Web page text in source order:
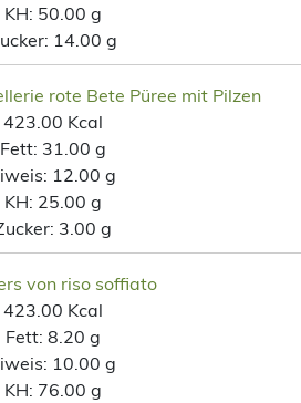
KH: 50.00 g
14.00 g
rote Bete Püree mit Pilzen
423.00 Kcal
Fett: 31.00 g
12.00 g
KH: 25.00 g
3.00 g
von riso soffiato
423.00 Kcal
Fett: 8.20 g
10.00 g
KH: 76.00 g